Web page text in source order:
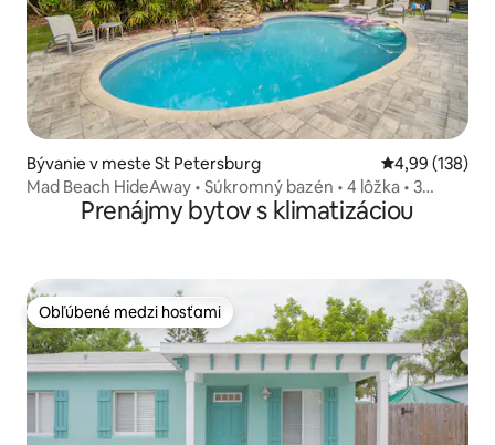
Bývanie v meste St Petersburg Priemerné
4,99 (138)
Mad Beach HideAway • Súkromný bazén • 4 lôžka • 3
kúpeľnePrenájmy bytov s klimatizáciou
Obľúbené medzi hosťami
Obľúbené medzi hosťami